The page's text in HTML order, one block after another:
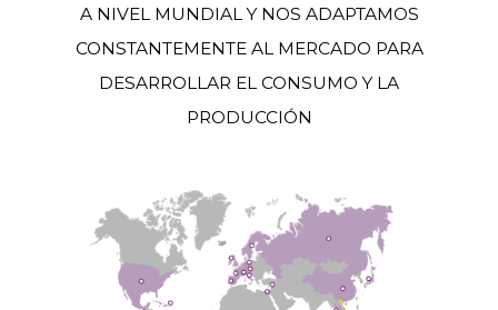
A NIVEL MUNDIAL Y NOS ADAPTAMOS
CONSTANTEMENTE AL MERCADO PARA
DESARROLLAR EL CONSUMO Y LA
PRODUCCIÓN